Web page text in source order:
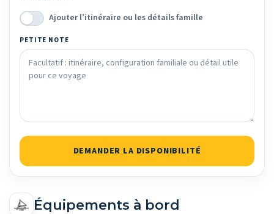
Ajouter l’itinéraire ou les détails famille
PETITE NOTE
DEMANDER LA DISPONIBILITÉ
Équipements à bord